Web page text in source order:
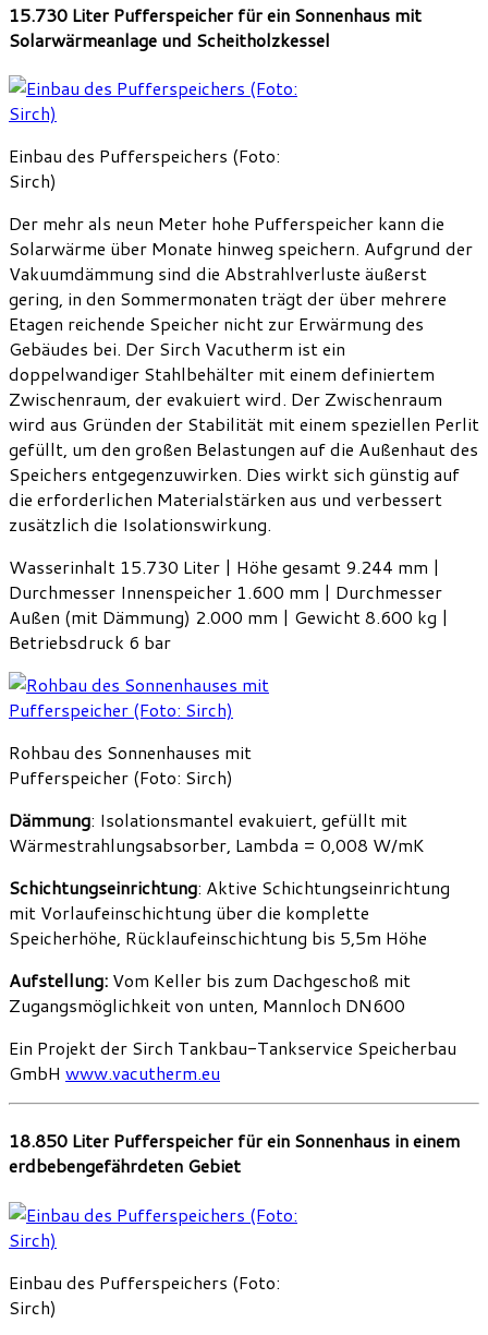
15.730 Liter Pufferspeicher für ein Sonnenhaus mit
Solarwärmeanlage und Scheitholzkessel
Einbau des Pufferspeichers (Foto:
Sirch)
Der mehr als neun Meter hohe Pufferspeicher kann die
Solarwärme über Monate hinweg speichern. Aufgrund der
Vakuumdämmung sind die Abstrahlverluste äußerst
gering, in den Sommermonaten trägt der über mehrere
Etagen reichende Speicher nicht zur Erwärmung des
Gebäudes bei. Der Sirch Vacutherm ist ein
doppelwandiger Stahlbehälter mit einem definiertem
Zwischenraum, der evakuiert wird. Der Zwischenraum
wird aus Gründen der Stabilität mit einem speziellen Perlit
gefüllt, um den großen Belastungen auf die Außenhaut des
Speichers entgegenzuwirken. Dies wirkt sich günstig auf
die erforderlichen Materialstärken aus und verbessert
zusätzlich die Isolationswirkung.
Wasserinhalt 15.730 Liter | Höhe gesamt 9.244 mm |
Durchmesser Innenspeicher 1.600 mm | Durchmesser
Außen (mit Dämmung) 2.000 mm | Gewicht 8.600 kg |
Betriebsdruck 6 bar
Rohbau des Sonnenhauses mit
Pufferspeicher (Foto: Sirch)
Dämmung: Isolationsmantel evakuiert, gefüllt mit
Wärmestrahlungsabsorber, Lambda = 0,008 W/mK
Schichtungseinrichtung: Aktive Schichtungseinrichtung
mit Vorlaufeinschichtung über die komplette
Speicherhöhe, Rücklaufeinschichtung bis 5,5m Höhe
Aufstellung: Vom Keller bis zum Dachgeschoß mit
Zugangsmöglichkeit von unten, Mannloch DN600
Ein Projekt der Sirch Tankbau-Tankservice Speicherbau
GmbH www.vacutherm.eu
18.850 Liter Pufferspeicher für ein Sonnenhaus in einem
erdbebengefährdeten Gebiet
Einbau des Pufferspeichers (Foto:
Sirch)